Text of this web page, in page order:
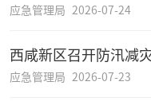
应急管理局 2026-07-24
西咸新区召开防汛减
应急管理局 2026-07-23